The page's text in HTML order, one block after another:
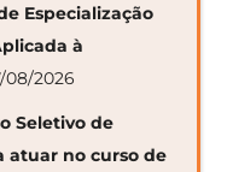
Especialização
à
08/2026
Seletivo de
atuar no curso de